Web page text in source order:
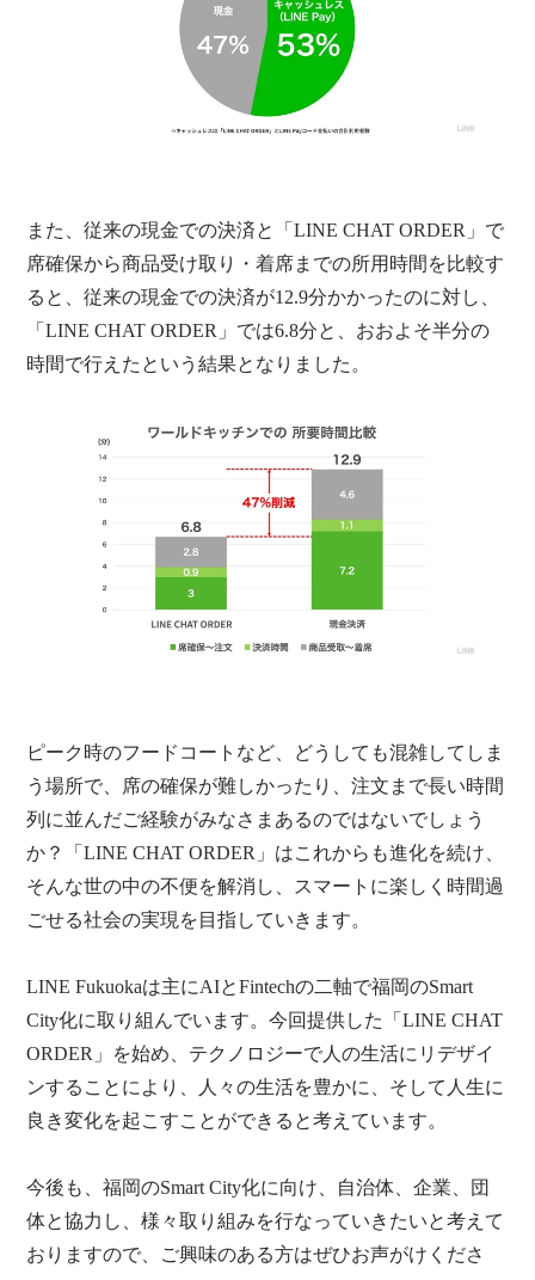
また、従来の現金での決済と「LINE CHAT ORDER」で
席確保から商品受け取り・着席までの所用時間を比較す
ると、従来の現金での決済が12.9分かかったのに対し、
「LINE CHAT ORDER」では6.8分と、おおよそ半分の
時間で行えたという結果となりました。
ピーク時のフードコートなど、どうしても混雑してしま
う場所で、席の確保が難しかったり、注文まで長い時間
列に並んだご経験がみなさまあるのではないでしょう
か？「LINE CHAT ORDER」はこれからも進化を続け、
そんな世の中の不便を解消し、スマートに楽しく時間過
ごせる社会の実現を目指していきます。
LINE Fukuokaは主にAIとFintechの二軸で福岡のSmart
City化に取り組んでいます。今回提供した「LINE CHAT
ORDER」を始め、テクノロジーで人の生活にリデザイ
ンすることにより、人々の生活を豊かに、そして人生に
良き変化を起こすことができると考えています。
今後も、福岡のSmart City化に向け、自治体、企業、団
体と協力し、様々取り組みを行なっていきたいと考えて
おりますので、ご興味のある方はぜひお声がけくださ